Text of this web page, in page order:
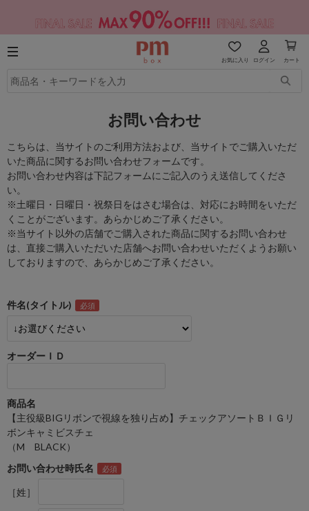
お気に入り ログイン カート
お問い合わせ
こちらは、当サイトのご利用方法および、当サイトでご購入いただ
いた商品に関するお問い合わせフォームです。
お問い合わせ内容は下記フォームにご記入のうえ送信してくださ
い。
※土曜日・日曜日・祝祭日をはさむ場合は、対応にお時間をいただ
くことがございます。あらかじめご了承ください。
※当サイト以外の店舗でご購入された商品に関するお問い合わせ
は、直接ご購入いただいた店舗へお問い合わせいただくようお願い
しておりますので、あらかじめご了承ください。
件名(タイトル)
オーダーＩＤ
商品名
【主役級BIGリボンで視線を独り占め】チェックアソートＢＩＧリ
ボンキャミビスチェ
（M BLACK）
お問い合わせ時氏名
［姓］